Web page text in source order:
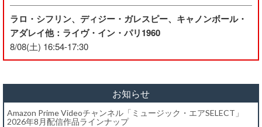
ラロ・シフリン、ディジー・ガレスピー、キャノンボール・
アダレイ他：ライヴ・イン・パリ1960
8/08(土) 16:54-17:30
お知らせ
Amazon Prime Videoチャンネル「ミュージック・エアSELECT」
2026年8月配信作品ラインナップ